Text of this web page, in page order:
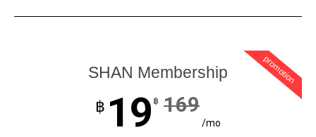
promotion
SHAN Membership
฿ 19 ฿ 169
/mo